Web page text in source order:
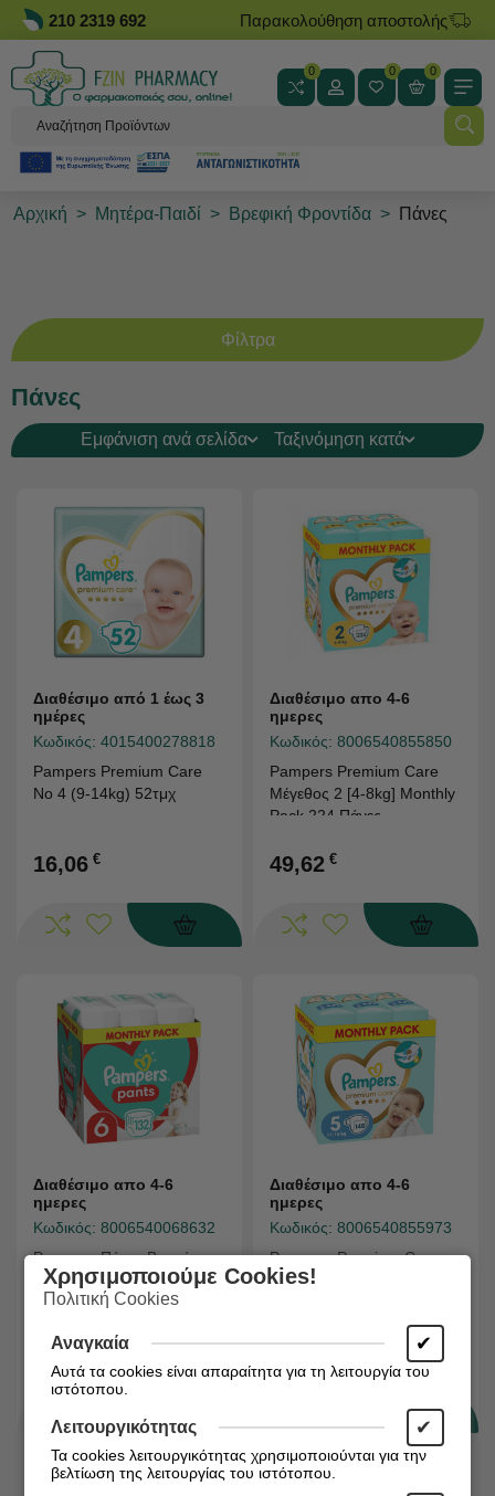
210 2319 692 Παρακολούθηση αποστολής
0 0 0
Αρχική > Μητέρα-Παιδί > Βρεφική Φροντίδα > Πάνες
Φίλτρα
Πάνες
Εμφάνιση ανά σελίδα Ταξινόμηση κατά
Διαθέσιμο από 1 έως 3
ημέρες
Κωδικός: 4015400278818
Pampers Premium Care
Νο 4 (9-14kg) 52τμχ
16,06 €
Διαθέσιμο απο 4-6
ημερες
Κωδικός: 8006540855850
Pampers Premium Care
Μέγεθος 2 [4-8kg] Monthly
Pack 224 Πάνες
49,62 €
Διαθέσιμο απο 4-6
ημερες
Κωδικός: 8006540068632
Pampers Πάνες Βρακάκι
Pants No. 6 για 14-19kg
132τμχ
47,13 €
Διαθέσιμο απο 4-6
ημερες
Κωδικός: 8006540855973
Pampers Premium Care
Νο 5 Monthly Box 148τμχ
48,32 €
Χρησιμοποιούμε Cookies!
Πολιτική Cookies
Αναγκαία ✔
Αυτά τα cookies είναι απαραίτητα για τη λειτουργία του
ιστότοπου.
Λειτουργικότητας ✔
Τα cookies λειτουργικότητας χρησιμοποιούνται για την
βελτίωση της λειτουργίας του ιστότοπου.